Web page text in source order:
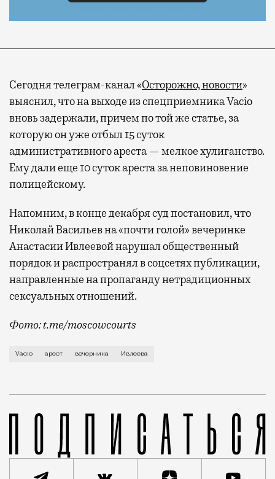
Сегодня телеграм-канал «Осторожно, новости»
выяснил, что на выходе из спецприемника Vacio
вновь задержали, причем по той же статье, за
которую он уже отбыл 15 суток
административного ареста — мелкое хулиганство.
Ему дали еще 10 суток ареста за неповиновение
полицейскому.
Напомним, в конце декабря суд постановил, что
Николай Васильев на «почти голой» вечеринке
Анастасии Ивлеевой нарушал общественный
порядок и распространял в соцсетях публикации,
направленные на пропаганду нетрадиционных
сексуальных отношений.
Фото: t.me/moscowcourts
Николай Васильев, известный под псевдонимом
Vacio арест вечерника Ивлеева